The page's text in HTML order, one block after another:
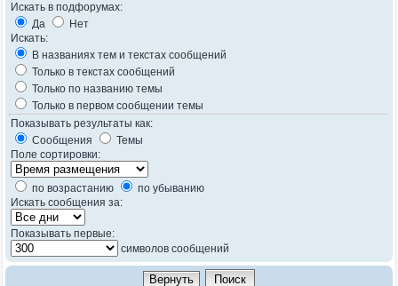
Искать в подфорумах:
Да
Нет
Искать:
В названиях тем и текстах сообщений
Только в текстах сообщений
Только по названию темы
Только в первом сообщении темы
Показывать результаты как:
Сообщения
Темы
Поле сортировки:
по возрастанию
по убыванию
Искать сообщения за:
Показывать первые:
символов сообщений